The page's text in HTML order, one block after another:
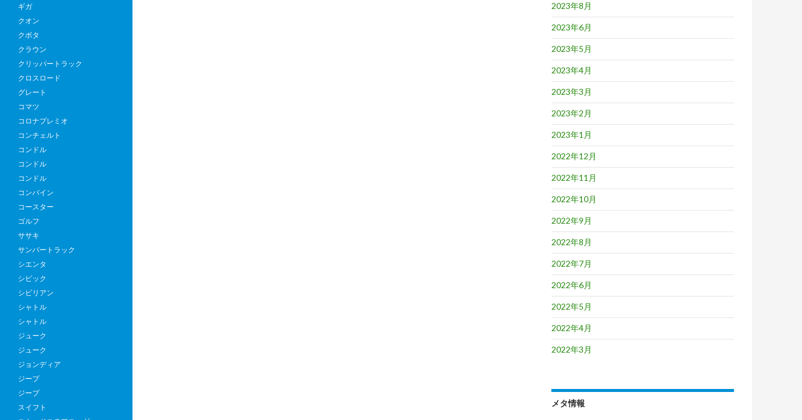
2023年8月
2023年6月
2023年5月
2023年4月
2023年3月
2023年2月
2023年1月
2022年12月
2022年11月
2022年10月
2022年9月
2022年8月
2022年7月
2022年6月
2022年5月
2022年4月
2022年3月
メタ情報
ギガ
クオン
クボタ
クラウン
クリッパートラック
クロスロード
グレート
コマツ
コロナプレミオ
コンチェルト
コンドル
コンドル
コンドル
コンバイン
コースター
ゴルフ
ササキ
サンバートラック
シエンタ
シビック
シビリアン
シャトル
シャトル
ジューク
ジューク
ジョンディア
ジープ
ジープ
スイフト